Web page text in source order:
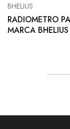
BHELIUS
RADIOMETRO
MARCA BHELIUS